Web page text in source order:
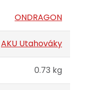
ONDRAGON
AKU Utahováky
0.73 kg